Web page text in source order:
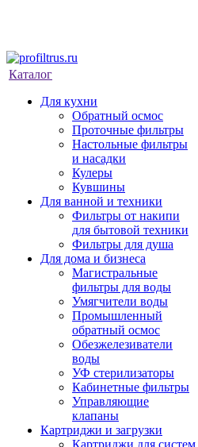
Каталог
Для кухни
Обратный осмос
Проточные фильтры
Настольные фильтры
и насадки
Кулеры
Кувшины
Для ванной и техники
Фильтры от накипи
для бытовой техники
Фильтры для душа
Для дома и бизнеса
Магистральные
фильтры для воды
Умягчители воды
Промышленный
обратный осмос
Обезжелезиватели
воды
УФ стерилизаторы
Кабинетные фильтры
Управляющие
клапаны
Картриджи и загрузки
Картриджи для систем